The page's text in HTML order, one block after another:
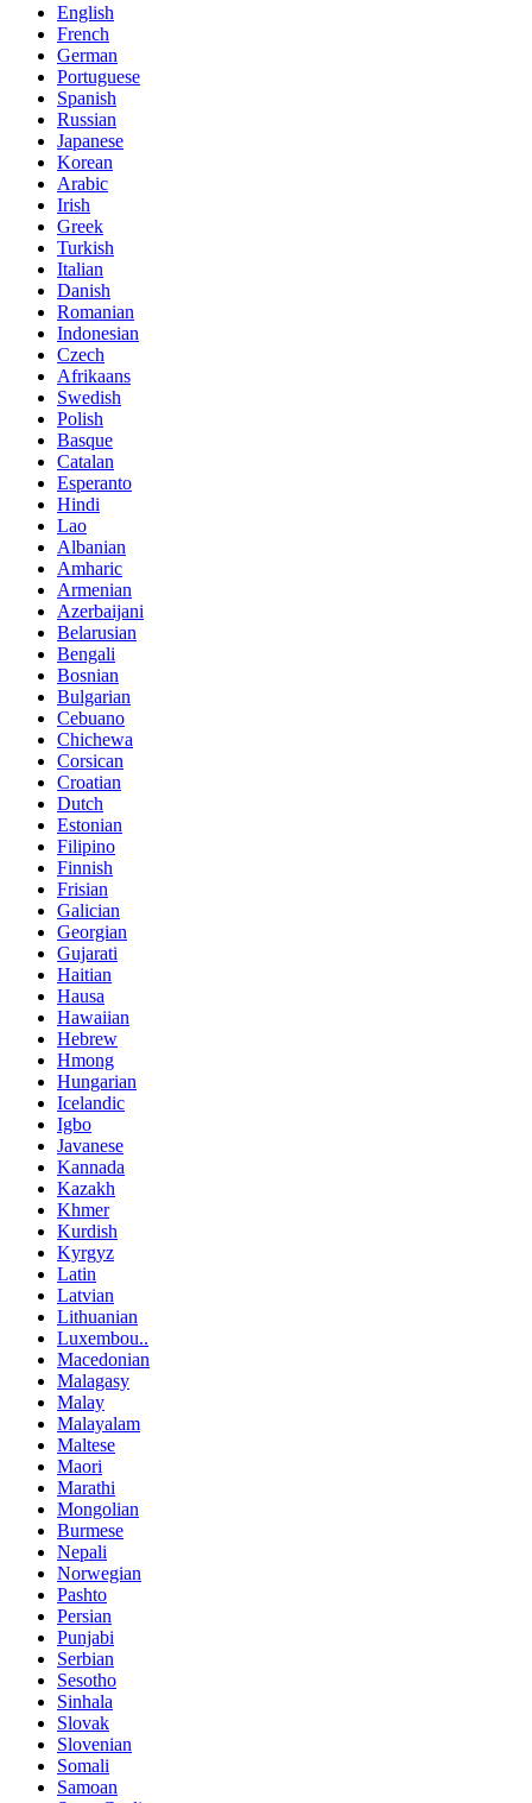
English
French
German
Portuguese
Spanish
Russian
Japanese
Korean
Arabic
Irish
Greek
Turkish
Italian
Danish
Romanian
Indonesian
Czech
Afrikaans
Swedish
Polish
Basque
Catalan
Esperanto
Hindi
Lao
Albanian
Amharic
Armenian
Azerbaijani
Belarusian
Bengali
Bosnian
Bulgarian
Cebuano
Chichewa
Corsican
Croatian
Dutch
Estonian
Filipino
Finnish
Frisian
Galician
Georgian
Gujarati
Haitian
Hausa
Hawaiian
Hebrew
Hmong
Hungarian
Icelandic
Igbo
Javanese
Kannada
Kazakh
Khmer
Kurdish
Kyrgyz
Latin
Latvian
Lithuanian
Luxembou..
Macedonian
Malagasy
Malay
Malayalam
Maltese
Maori
Marathi
Mongolian
Burmese
Nepali
Norwegian
Pashto
Persian
Punjabi
Serbian
Sesotho
Sinhala
Slovak
Slovenian
Somali
Samoan